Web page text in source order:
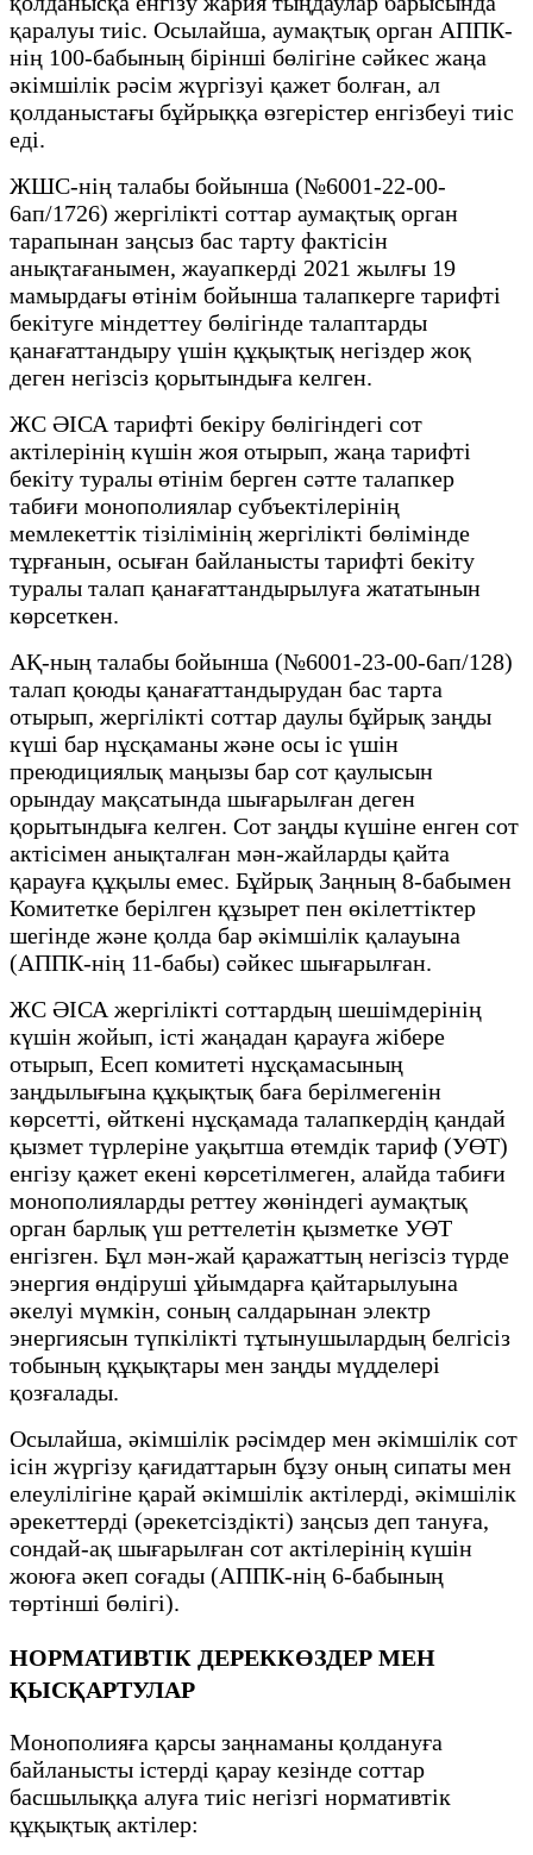
қаралуы тиіс. Осылайша, аумақтық орган АППК-
нің 100-бабының бірінші бөлігіне сәйкес жаңа
әкімшілік рәсім жүргізуі қажет болған, ал
қолданыстағы бұйрыққа өзгерістер енгізбеуі тиіс
еді.
ЖШС-нің талабы бойынша (№6001-22-00-
6ап/1726) жергілікті соттар аумақтық орган
тарапынан заңсыз бас тарту фактісін
анықтағанымен, жауапкерді 2021 жылғы 19
мамырдағы өтінім бойынша талапкерге тарифті
бекітуге міндеттеу бөлігінде талаптарды
қанағаттандыру үшін құқықтық негіздер жоқ
деген негізсіз қорытындыға келген.
ЖС ӘІСА тарифті бекіру бөлігіндегі сот
актілерінің күшін жоя отырып, жаңа тарифті
бекіту туралы өтінім берген сәтте талапкер
табиғи монополиялар субъектілерінің
мемлекеттік тізілімінің жергілікті бөлімінде
тұрғанын, осыған байланысты тарифті бекіту
туралы талап қанағаттандырылуға жататынын
көрсеткен.
АҚ-ның талабы бойынша (№6001-23-00-6ап/128)
талап қоюды қанағаттандырудан бас тарта
отырып, жергілікті соттар даулы бұйрық заңды
күші бар нұсқаманы және осы іс үшін
преюдициялық маңызы бар сот қаулысын
орындау мақсатында шығарылған деген
қорытындыға келген. Сот заңды күшіне енген сот
актісімен анықталған мән-жайларды қайта
қарауға құқылы емес. Бұйрық Заңның 8-бабымен
Комитетке берілген құзырет пен өкілеттіктер
шегінде және қолда бар әкімшілік қалауына
(АППК-нің 11-бабы) сәйкес шығарылған.
ЖС ӘІСА жергілікті соттардың шешімдерінің
күшін жойып, істі жаңадан қарауға жібере
отырып, Есеп комитеті нұсқамасының
заңдылығына құқықтық баға берілмегенін
көрсетті, өйткені нұсқамада талапкердің қандай
қызмет түрлеріне уақытша өтемдік тариф (УӨТ)
енгізу қажет екені көрсетілмеген, алайда табиғи
монополияларды реттеу жөніндегі аумақтық
орган барлық үш реттелетін қызметке УӨТ
енгізген. Бұл мән-жай қаражаттың негізсіз түрде
энергия өндіруші ұйымдарға қайтарылуына
әкелуі мүмкін, соның салдарынан электр
энергиясын түпкілікті тұтынушылардың белгісіз
тобының құқықтары мен заңды мүдделері
қозғалады.
Осылайша, әкімшілік рәсімдер мен әкімшілік сот
ісін жүргізу қағидаттарын бұзу оның сипаты мен
елеулілігіне қарай әкімшілік актілерді, әкімшілік
әрекеттерді (әрекетсіздікті) заңсыз деп тануға,
сондай-ақ шығарылған сот актілерінің күшін
жоюға әкеп соғады (АППК-нің 6-бабының
төртінші бөлігі).
НОРМАТИВТІК ДЕРЕККӨЗДЕР МЕН
ҚЫСҚАРТУЛАР
Монополияға қарсы заңнаманы қолдануға
байланысты істерді қарау кезінде соттар
басшылыққа алуға тиіс негізгі нормативтік
құқықтық актілер: